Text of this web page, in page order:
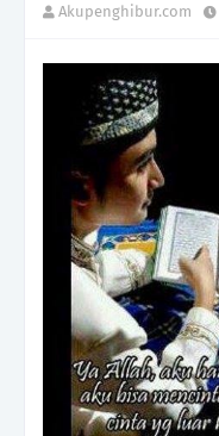
Akupenghibur.com